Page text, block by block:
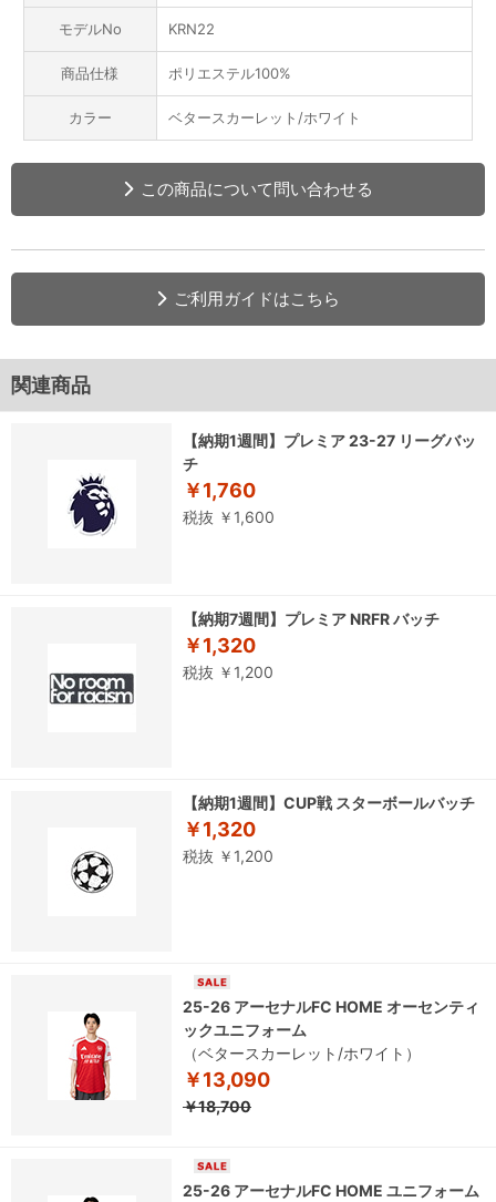
モデルNo KRN22
商品仕様 ポリエステル100%
カラー ベタースカーレット/ホワイト
この商品について問い合わせる
ご利用ガイドはこちら
関連商品
【納期1週間】プレミア 23-27 リーグバッ
チ
￥1,760
税抜 ￥1,600
【納期7週間】プレミア NRFR バッチ
￥1,320
税抜 ￥1,200
【納期1週間】CUP戦 スターボールバッチ
￥1,320
税抜 ￥1,200
25-26 アーセナルFC HOME オーセンティ
ックユニフォーム
（ベタースカーレット/ホワイト）
￥13,090
￥18,700
25-26 アーセナルFC HOME ユニフォーム